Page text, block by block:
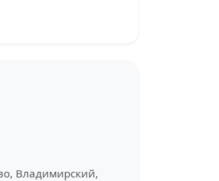
Владимирский,